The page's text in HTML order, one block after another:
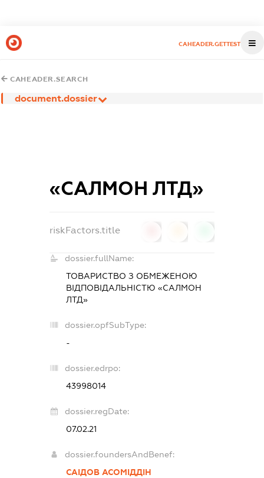
CAHEADER.GETTEST
CAHEADER.SEARCH
document.dossier
«САЛМОН ЛТД»
riskFactors.title
dossier.fullName:
ТОВАРИСТВО З ОБМЕЖЕНОЮ
ВІДПОВІДАЛЬНІСТЮ «САЛМОН
ЛТД»
dossier.opfSubType:
-
dossier.edrpo:
43998014
dossier.regDate:
07.02.21
dossier.foundersAndBenef:
САІДОВ АСОМІДДІН